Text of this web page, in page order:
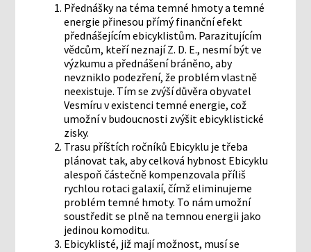
Přednášky na téma temné hmoty a temné
energie přinesou přímý finanční efekt
přednášejícím ebicyklistům. Parazitujícím
vědcům, kteří neznají Z. D. E., nesmí být ve
výzkumu a přednášení bráněno, aby
nevzniklo podezření, že problém vlastně
neexistuje. Tím se zvýší důvěra obyvatel
Vesmíru v existenci temné energie, což
umožní v budoucnosti zvýšit ebicyklistické
zisky.
Trasu příštích ročníků Ebicyklu je třeba
plánovat tak, aby celková hybnost Ebicyklu
alespoň částečně kompenzovala příliš
rychlou rotaci galaxií, čímž eliminujeme
problém temné hmoty. To nám umožní
soustředit se plně na temnou energii jako
jedinou komoditu.
Ebicyklisté, již mají možnost, musí se